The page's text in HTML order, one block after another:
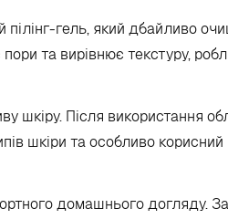
гель, який дбайливо
пори та вирівнює текстуру,
шкіру. Після використання
шкіри та особливо
домашнього догляду.